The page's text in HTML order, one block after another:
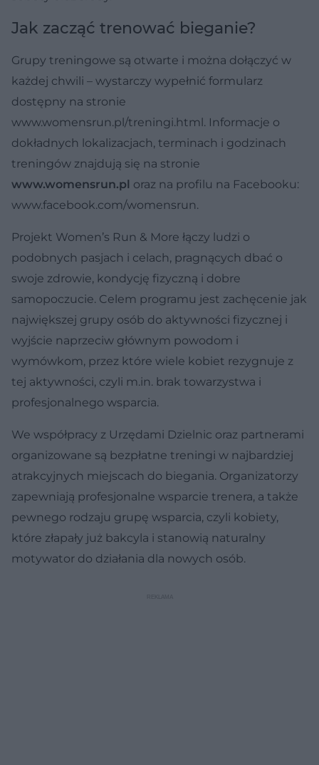
Jak zacząć trenować bieganie?
Grupy treningowe są otwarte i można dołączyć w
każdej chwili – wystarczy wypełnić formularz
dostępny na stronie
www.womensrun.pl/treningi.html. Informacje o
dokładnych lokalizacjach, terminach i godzinach
treningów znajdują się na stronie
www.womensrun.pl oraz na profilu na Facebooku:
www.facebook.com/womensrun.
Projekt Women’s Run & More łączy ludzi o
podobnych pasjach i celach, pragnących dbać o
swoje zdrowie, kondycję fizyczną i dobre
samopoczucie. Celem programu jest zachęcenie jak
największej grupy osób do aktywności fizycznej i
wyjście naprzeciw głównym powodom i
wymówkom, przez które wiele kobiet rezygnuje z
tej aktywności, czyli m.in. brak towarzystwa i
profesjonalnego wsparcia.
We współpracy z Urzędami Dzielnic oraz partnerami
organizowane są bezpłatne treningi w najbardziej
atrakcyjnych miejscach do biegania. Organizatorzy
zapewniają profesjonalne wsparcie trenera, a także
pewnego rodzaju grupę wsparcia, czyli kobiety,
które złapały już bakcyla i stanowią naturalny
motywator do działania dla nowych osób.